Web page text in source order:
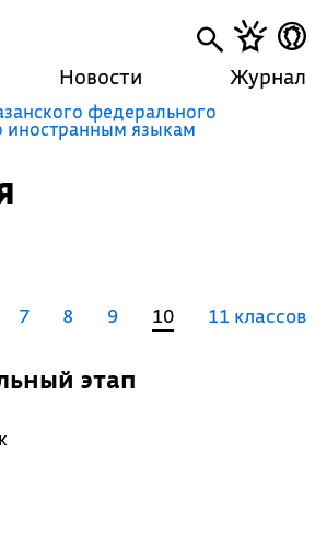
Новости Журнал
федерального
иностранным языкам
7 8 9 10 11 классов
этап